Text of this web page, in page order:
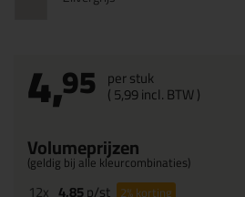
4,95 per stuk
(5,99incl. BTW )
Volumeprijzen
(geldig bij alle kleurcombinaties)